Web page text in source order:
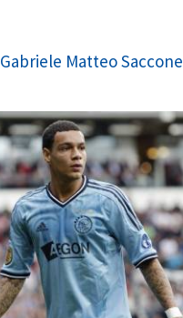
Gabriele Matteo Saccone